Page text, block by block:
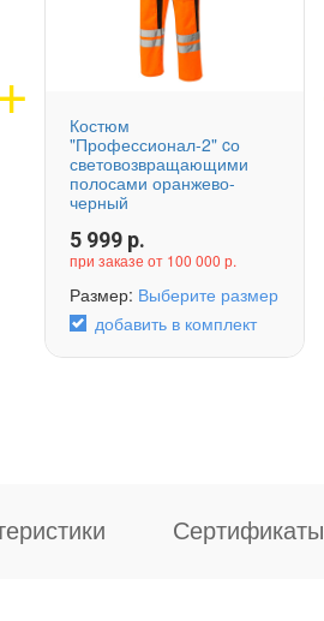
Костюм
"Профессионал-2" cо
световозвращающими
полосами оранжево-
черный
5 999р.
при заказе от 100 000 р.
Размер: Выберите размер
добавить в комплект
Сертификаты